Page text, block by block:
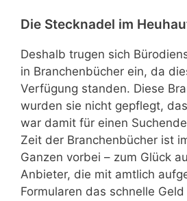
Die Stecknadel im
Deshalb trugen sich
in Branchenbücher ein, da
Verfügung standen. Diese
wurden sie nicht gepflegt,
war damit für einen
Zeit der Branchenbücher ist
Ganzen vorbei – zum Glück
Anbieter, die mit amtlich
Formularen das schnelle